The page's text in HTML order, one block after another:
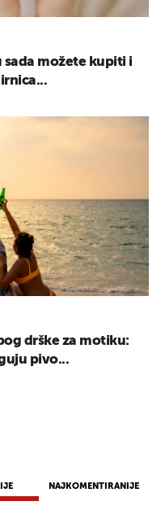
NAJKOMENTIRANIJE
možete kupiti i
drške za motiku:
pivo...